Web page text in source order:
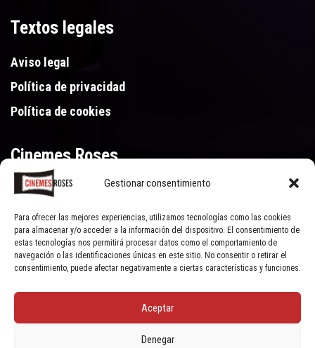
Gestionar consentimiento
Para ofrecer las mejores experiencias, utilizamos tecnologías como las cookies
para almacenar y/o acceder a la información del dispositivo. El consentimiento de
estas tecnologías nos permitirá procesar datos como el comportamiento de
navegación o las identificaciones únicas en este sitio. No consentir o retirar el
consentimiento, puede afectar negativamente a ciertas características y funciones.
Aceptar
Denegar
Textos legales
Aviso legal
Política de privacidad
Política de cookies
Cinemes Roses
Gran Via de Pau Casals 250, 17480 Roses (Girona)
972 15 46 46
© Cinemes Roses - 2022, all rights reserved | Powered by